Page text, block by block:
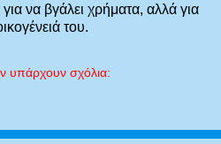
να βγάλει χρήματα, αλλά για
του.
υπάρχουν σχόλια: